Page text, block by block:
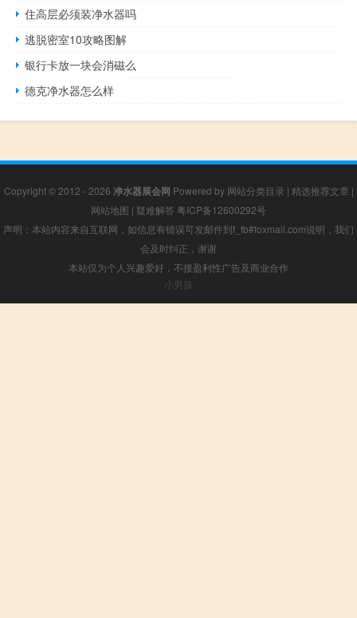
住高层必须装净水器吗
逃脱密室10攻略图解
银行卡放一块会消磁么
德克净水器怎么样
Copyright © 2012 - 2026 净水器展会网 Powered by 网站分类目录 | 精选推荐文章 |
网站地图 | 疑难解答 粤ICP备12600292号
声明：本站内容来自互联网，如信息有错误可发邮件到f_fb#foxmail.com说明，我们
会及时纠正，谢谢
本站仅为个人兴趣爱好，不接盈利性广告及商业合作
小男孩